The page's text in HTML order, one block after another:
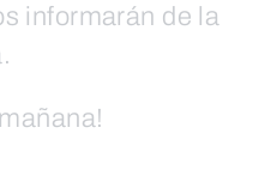
informarán de la